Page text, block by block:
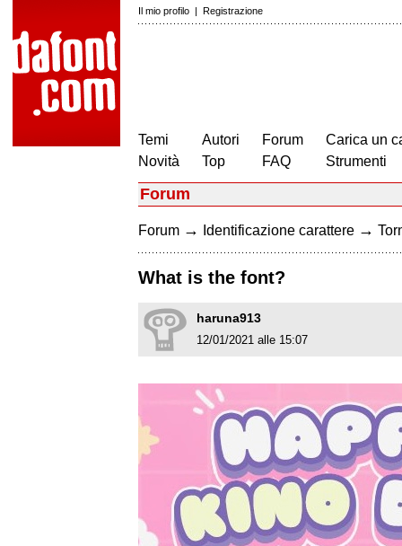
Il mio profilo | Registrazione
Temi
Novità
Autori
Top
Forum
FAQ
Carica un
Strumenti
Forum
Forum → Identificazione carattere →
What is the font?
haruna913
12/01/2021 alle 15:07